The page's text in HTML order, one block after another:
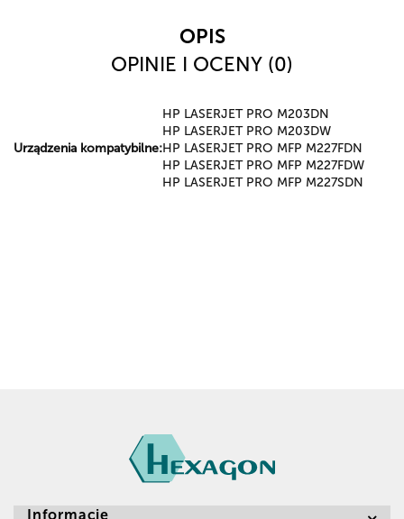
OPIS
OPINIE I OCENY (0)
Urządzenia kompatybilne:
HP LASERJET PRO M203DN
HP LASERJET PRO M203DW
HP LASERJET PRO MFP M227FDN
HP LASERJET PRO MFP M227FDW
HP LASERJET PRO MFP M227SDN
Informacje